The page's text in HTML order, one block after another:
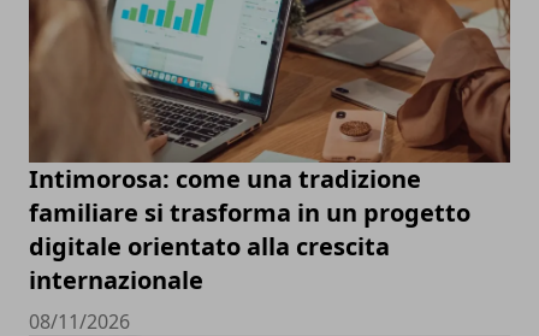
Intimorosa: come una tradizione
familiare si trasforma in un progetto
digitale orientato alla crescita
internazionale
08/11/2026